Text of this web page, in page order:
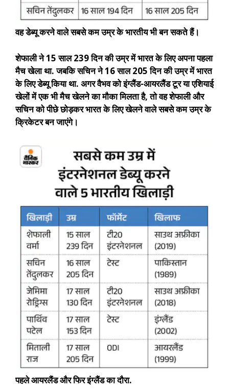
वह डेब्यू करने वाले सबसे कम उम्र के भारतीय भी बन सकते हैं।
शेफाली ने 15 साल 239 दिन की उम्र में भारत के लिए अपना पहला
मैच खेला था. जबकि सचिन ने 16 साल 205 दिन की उम्र में भारत
के लिए डेब्यू किया था. अगर वैभव को इंग्लैंड-आयरलैंड टूर या एशियाई
खेलों में एक भी मैच खेलने का मौका मिलता है, तो वह शेफाली और
सचिन को पीछे छोड़कर भारत के लिए खेलने वाले सबसे कम उम्र के
क्रिकेटर बन जाएंगे।
पहले आयरलैंड और फिर इंग्लैंड का दौरा.